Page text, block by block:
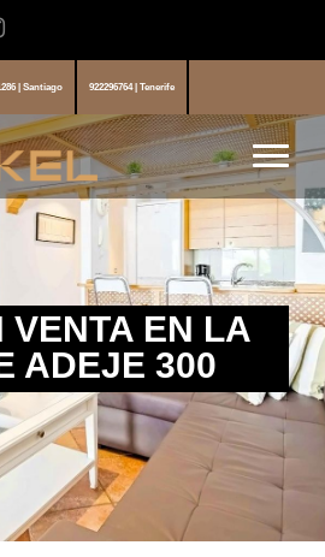
| Santiago 922296764 | Tenerife
VENTA EN LA
ADEJE 300